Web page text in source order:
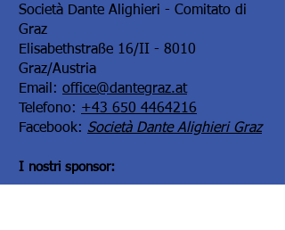
Società Dante Alighieri - Comitato di
Graz
Elisabethstraße 16/II - 8010
Graz/Austria
Email: office@dantegraz.at
Telefono: +43 650 4464216
Facebook: Società Dante Alighieri Graz
I nostri sponsor: